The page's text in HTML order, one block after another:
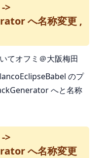
>
へ名称変更 ,
てオフミ＠大阪梅田
のプ
へと名称
>
へ名称変更